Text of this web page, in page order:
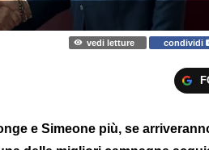
vedi letture condividi
e Simeone più, se